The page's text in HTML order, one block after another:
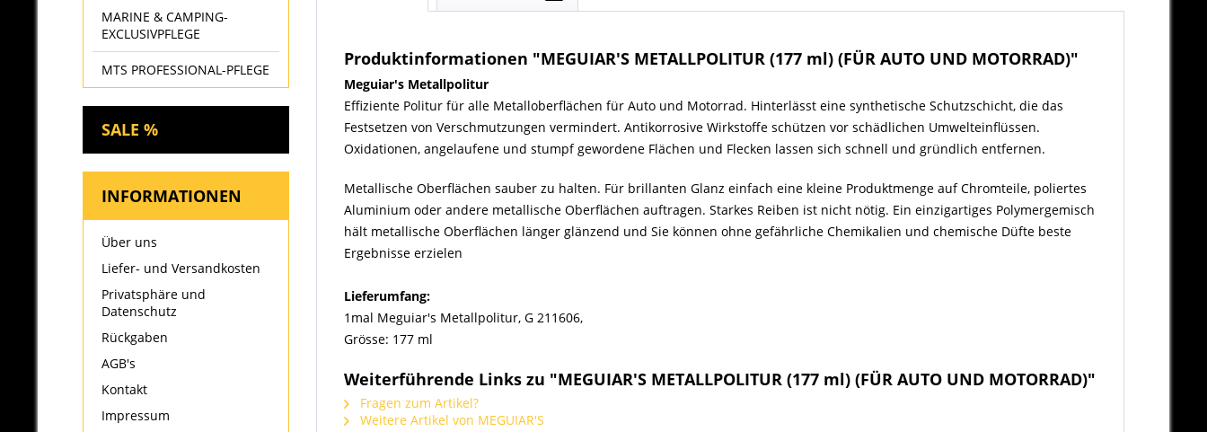
MARINE & CAMPING-
EXCLUSIVPFLEGE
MTS PROFESSIONAL-PFLEGE
SALE %
INFORMATIONEN
Über uns
Liefer- und Versandkosten
Privatsphäre und
Datenschutz
Rückgaben
AGB's
Kontakt
Impressum
Produktinformationen "MEGUIAR'S METALLPOLITUR (177 ml) (FÜR AUTO UND MOTORRAD)"
Meguiar's Metallpolitur
Effiziente Politur für alle Metalloberflächen für Auto und Motorrad. Hinterlässt eine synthetische Schutzschicht, die das
Festsetzen von Verschmutzungen vermindert. Antikorrosive Wirkstoffe schützen vor schädlichen Umwelteinflüssen.
Oxidationen, angelaufene und stumpf gewordene Flächen und Flecken lassen sich schnell und gründlich entfernen.
Metallische Oberflächen sauber zu halten. Für brillanten Glanz einfach eine kleine Produktmenge auf Chromteile, poliertes
Aluminium oder andere metallische Oberflächen auftragen. Starkes Reiben ist nicht nötig. Ein einzigartiges Polymergemisch
hält metallische Oberflächen länger glänzend und Sie können ohne gefährliche Chemikalien und chemische Düfte beste
Ergebnisse erzielen
Lieferumfang:
1mal Meguiar's Metallpolitur, G 211606,
Grösse: 177 ml
Weiterführende Links zu "MEGUIAR'S METALLPOLITUR (177 ml) (FÜR AUTO UND MOTORRAD)"
Fragen zum Artikel?
Weitere Artikel von MEGUIAR'S